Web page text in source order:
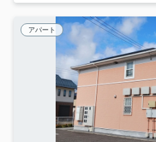
アパート